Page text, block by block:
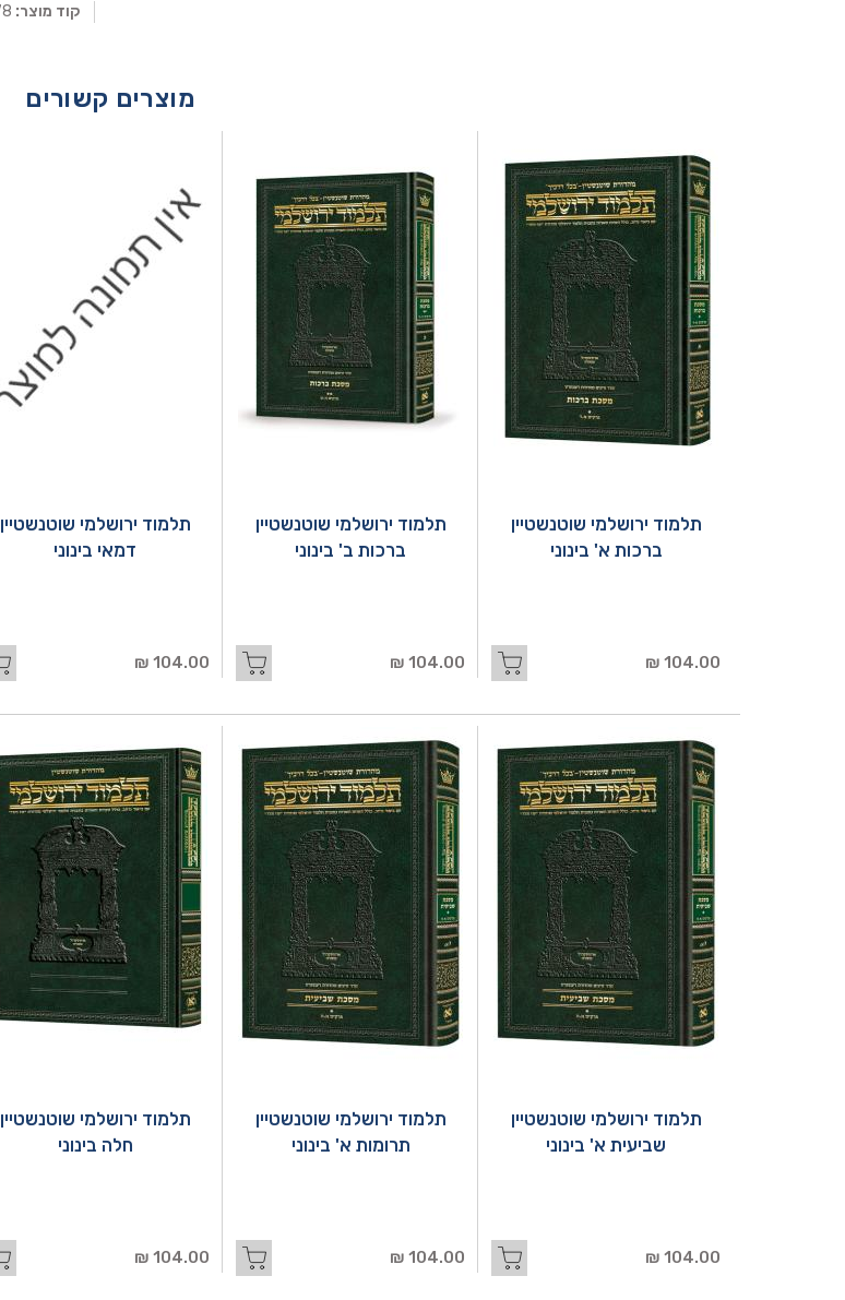
קוד מוצר:
מוצרים קשורים
תלמוד ירושלמי שוטנשטיין
ברכות א' בינוני
104.00 ₪
תלמוד ירושלמי שוטנשטיין
ברכות ב' בינוני
104.00 ₪
תלמוד ירושלמי שוטנשטיין
דמאי בינוני
104.00 ₪
תלמוד ירושלמי שוטנשטיין
שביעית א' בינוני
104.00 ₪
תלמוד ירושלמי שוטנשטיין
תרומות א' בינוני
104.00 ₪
תלמוד ירושלמי שוטנשטיין
חלה בינוני
104.00 ₪